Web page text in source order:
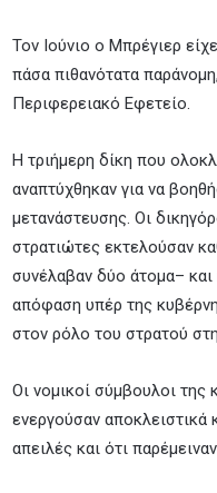
Τον Ιούνιο ο Μπρέγιερ
πάσα πιθανότατα
Περιφερειακό Εφετείο.
Η τριήμερη δίκη που
αναπτύχθηκαν για να
μετανάστευσης. Οι
στρατιώτες εκτελούσαν
συνέλαβαν δύο άτομα– και
απόφαση υπέρ της
στον ρόλο του στρατού
Οι νομικοί σύμβουλοι
ενεργούσαν
απειλές και ότι